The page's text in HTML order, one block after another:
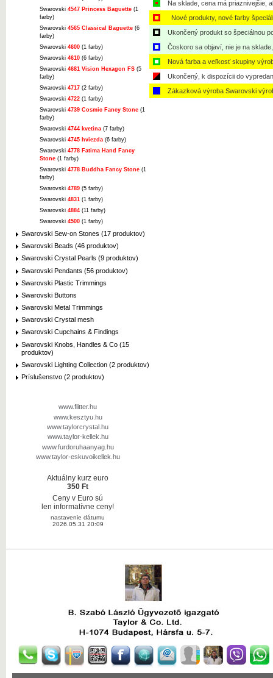
Swarovski 4547 Princess Baguette (1
farby)
Swarovski 4565 Classical Baguette (6
farby)
Swarovski 4600 (1 farby)
Swarovski 4610 (6 farby)
Swarovski 4681 Vision Hexagon FS (5
farby)
Swarovski 4717 (2 farby)
Swarovski 4722 (1 farby)
Swarovski 4739 Cosmic Fancy Stone (1
farby)
Swarovski 4744 kvetina (7 farby)
Swarovski 4745 hviezda (6 farby)
Swarovski 4778 Fatima Hand Fancy
Stone (1 farby)
Swarovski 4778 Buddha Fancy Stone (1
farby)
Swarovski 4789 (5 farby)
Swarovski 4831 (1 farby)
Swarovski 4884 (11 farby)
Swarovski 4500 (1 farby)
Swarovski Sew-on Stones (17 produktov)
Swarovski Beads (46 produktov)
Swarovski Crystal Pearls (9 produktov)
Swarovski Pendants (56 produktov)
Swarovski Plastic Trimmings
Swarovski Buttons
Swarovski Metal Trimmings
Swarovski Crystal mesh
Swarovski Cupchains & Findings
Swarovski Knobs, Handles & Co (15
produktov)
Swarovski Lighting Collection (2 produktov)
Príslušenstvo (2 produktov)
www.flitter.hu
www.kesztyu.hu
www.taylorcrystal.hu
www.taylor-kellek.hu
www.furdoruhaanyag.hu
www.taylor-eskuvoikellek.hu
Aktuálny kurz euro
350 Ft
Ceny v Euro sú
len informatívne ceny!
nastavenie dátumu
2026.05.31 20:09
Na sklade, cena má priaznivejšie,
Nové produkty, nové farby
Ukončený produkt so špeciálnou
Čoskoro sa objaví, nie je na
Nová farba a veľkosť skupiny
Ukončený, k dispozícii do
Zákazková výroba Swarovski